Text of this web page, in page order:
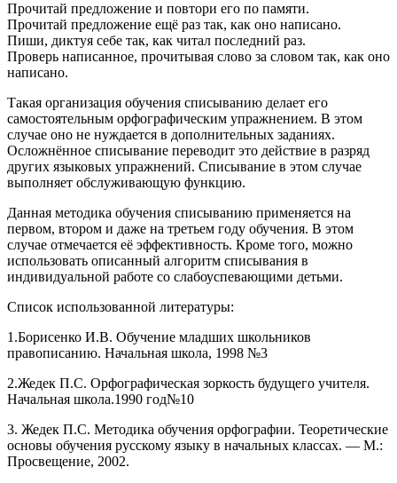
Прочитай предложение и повтори его по памяти.
Прочитай предложение ещё раз так, как оно написано.
Пиши, диктуя себе так, как читал последний раз.
Проверь написанное, прочитывая слово за словом так, как оно
написано.
Такая организация обучения списыванию делает его
самостоятельным орфографическим упражнением. В этом
случае оно не нуждается в дополнительных заданиях.
Осложнённое списывание переводит это действие в разряд
других языковых упражнений. Списывание в этом случае
выполняет обслуживающую функцию.
Данная методика обучения списыванию применяется на
первом, втором и даже на третьем году обучения. В этом
случае отмечается её эффективность. Кроме того, можно
использовать описанный алгоритм списывания в
индивидуальной работе со слабоуспевающими детьми.
Список использованной литературы:
1.Борисенко И.В. Обучение младших школьников
правописанию. Начальная школа, 1998 №3
2.Жедек П.С. Орфографическая зоркость будущего учителя.
Начальная школа.1990 год№10
3. Жедек П.С. Методика обучения орфографии. Теоретические
основы обучения русскому языку в начальных классах. — М.:
Просвещение, 2002.